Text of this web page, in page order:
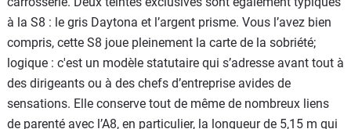
à la S8 : le gris Daytona et l’argent prisme. Vous l’avez bien
compris, cette S8 joue pleinement la carte de la sobriété;
logique : c'est un modèle statutaire qui s’adresse avant tout à
des dirigeants ou à des chefs d’entreprise avides de
sensations. Elle conserve tout de même de nombreux liens
de parenté avec l’A8, en particulier, la longueur de 5,15 m qui